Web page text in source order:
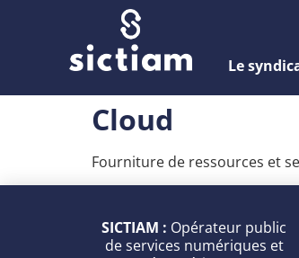
Le
Cloud
Fourniture de ressources et
SICTIAM : Opérateur public
de services numériques et